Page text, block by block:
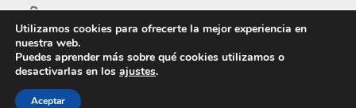
+57 3108682771
info@idtelectric.com.co
Políticas de tratamiento de datos personales
Utilizamos cookies para ofrecerte la mejor experiencia en
nuestra web.
Puedes aprender más sobre qué cookies utilizamos o
desactivarlas en los ajustes.
Aceptar